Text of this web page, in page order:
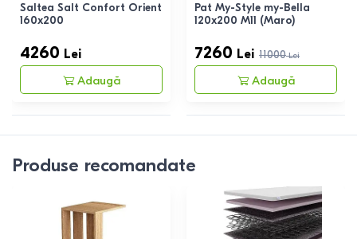
Saltea Salt Confort Orient
160x200
4260 Lei
Adaugă
Pat My-Style my-Bella
120x200 M11 (Maro)
7260 Lei 11000Lei
Adaugă
Produse recomandate